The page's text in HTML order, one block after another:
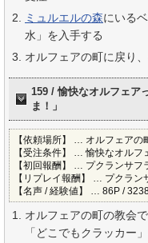
ミュルエルの森にいる
水」を入手する
オルフェアの町に戻り
159 / 愉快なオルフェア
ま！」
【依頼場所】 … オルフェア
【受注条件】 … 愉快なオル
【初回報酬】 … プクランサフ
【リプレイ報酬】 … プクラン
【名声 / 経験値】 … 86P /
オルフェアの町の教会
「どこでもクラッカー